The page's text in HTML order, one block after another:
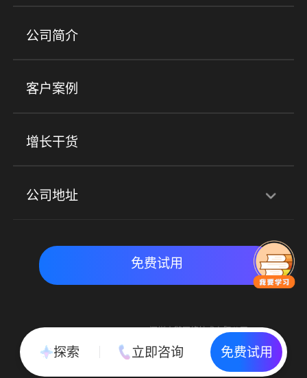
培训机构 职业技能培训 兴趣培训
金融行业
心理机构
实时私域带货 数字化运营
产品
小程序商城 ERP 企微SCRM
社群圈子
公司简介
客户案例
增长干货
公司地址
北京地址：北京市朝阳区朝外大街乙6号23层
免费试用
Copyright © 2015-2018 深圳小鹅网络技术有限公司
All Rights Reserved. 粤ICP备15020529号
粤公网安备 44030502002037号
探索 立即咨询 免费试用